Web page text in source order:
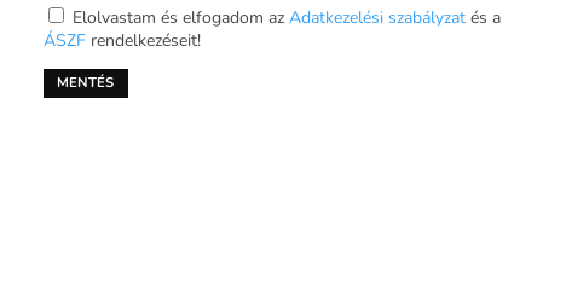
Elolvastam és elfogadom az Adatkezelési szabályzatés a
ÁSZFrendelkezéseit!